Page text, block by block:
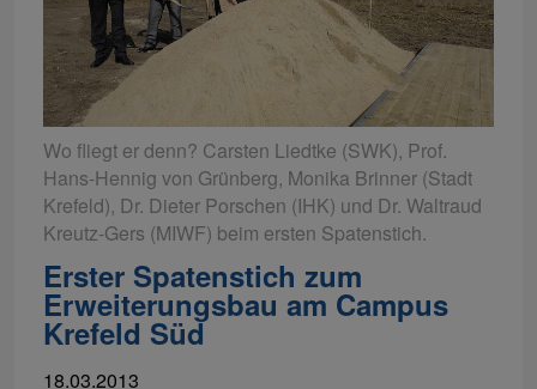
Wo fliegt er denn? Carsten Liedtke (SWK), Prof.
Hans-Hennig von Grünberg, Monika Brinner (Stadt
Krefeld), Dr. Dieter Porschen (IHK) und Dr. Waltraud
Kreutz-Gers (MIWF) beim ersten Spatenstich.
Erster Spatenstich zum
Erweiterungsbau am Campus
Krefeld Süd
18.03.2013